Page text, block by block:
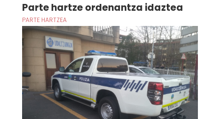
Parte hartze ordenantza idaztea
PARTE HARTZEA